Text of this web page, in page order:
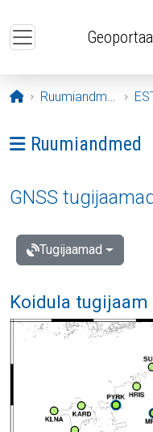
Avaleht
Ruumiandmed
Ava menüü:
Ruumiandmed
GNSS
Tugijaamad
Koidula tugijaam